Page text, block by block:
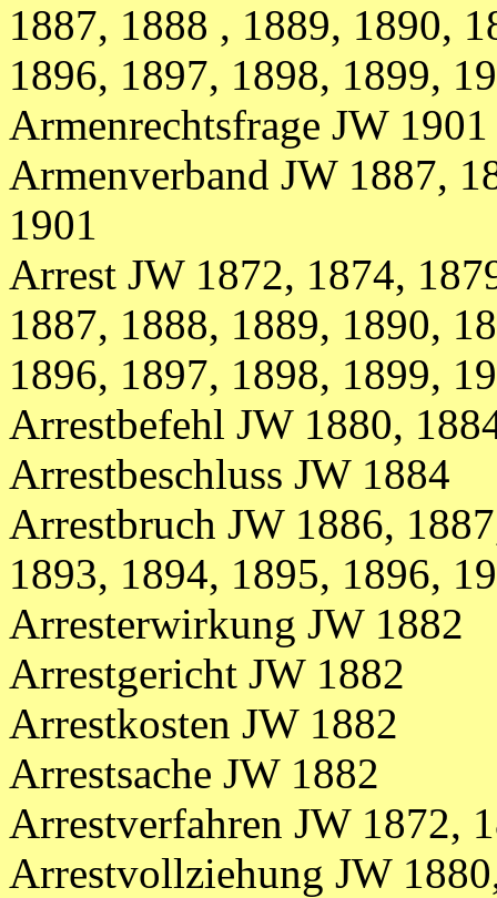
1887, 1888 , 1889, 1890,
1896, 1897, 1898, 1899,
Armenrechtsfrage JW 1901
Armenverband JW 1887,
1901
Arrest JW 1872, 1874,
1887, 1888, 1889, 1890,
1896, 1897, 1898, 1899,
Arrestbefehl JW 1880,
Arrestbeschluss JW 1884
Arrestbruch JW 1886,
1893, 1894, 1895, 1896,
Arresterwirkung JW 1882
Arrestgericht JW 1882
Arrestkosten JW 1882
Arrestsache JW 1882
Arrestverfahren JW 1872,
Arrestvollziehung JW